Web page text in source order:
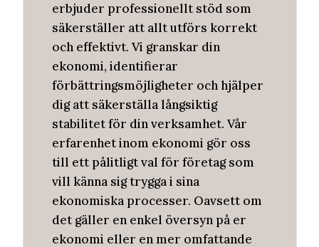
erbjuder professionellt stöd som
säkerställer att allt utförs korrekt
och effektivt. Vi granskar din
ekonomi, identifierar
förbättringsmöjligheter och hjälper
dig att säkerställa långsiktig
stabilitet för din verksamhet. Vår
erfarenhet inom ekonomi gör oss
till ett pålitligt val för företag som
vill känna sig trygga i sina
ekonomiska processer. Oavsett om
det gäller en enkel översyn på er
ekonomi eller en mer omfattande